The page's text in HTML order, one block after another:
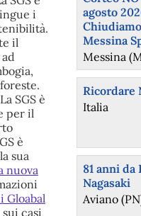
i
il
SGS è
per il
è
sua
nuova
Gloabal
casi
agosto
Messina
Messina
Ricordare
Italia
81 anni
Nagasaki
Aviano